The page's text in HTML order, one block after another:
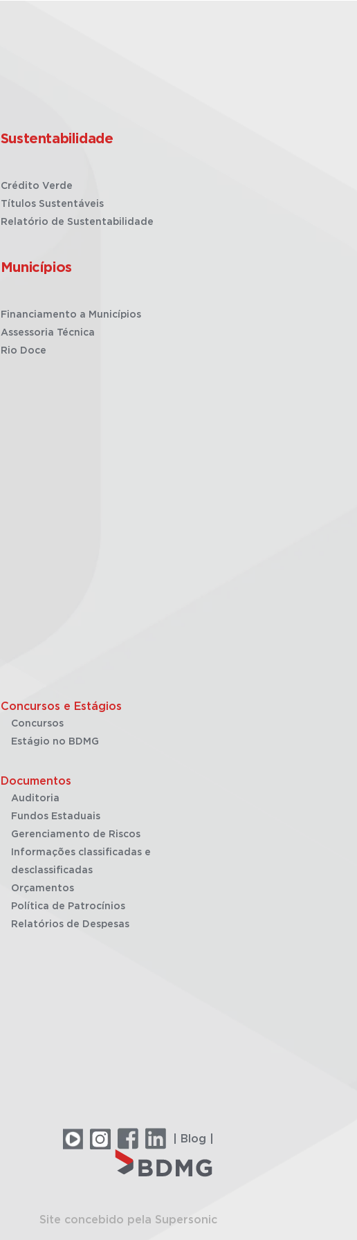
Sustentabilidade
Crédito Verde
Títulos Sustentáveis
Relatório de Sustentabilidade
Municípios
Financiamento a Municípios
Assessoria Técnica
Rio Doce
Concursos e Estágios
Concursos
Estágio no BDMG
Documentos
Auditoria
Fundos Estaduais
Gerenciamento de Riscos
Informações classificadas e
desclassificadas
Orçamentos
Política de Patrocínios
Relatórios de Despesas
| Blog |
Site concebido pela Supersonic